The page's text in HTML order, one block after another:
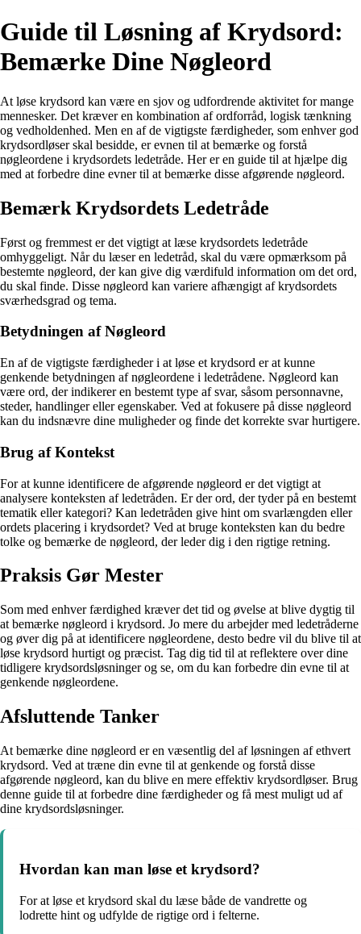
Guide til Løsning af Krydsord:
Bemærke Dine Nøgleord
At løse krydsord kan være en sjov og udfordrende aktivitet for mange
mennesker. Det kræver en kombination af ordforråd, logisk tænkning
og vedholdenhed. Men en af de vigtigste færdigheder, som enhver god
krydsordløser skal besidde, er evnen til at bemærke og forstå
nøgleordene i krydsordets ledetråde. Her er en guide til at hjælpe dig
med at forbedre dine evner til at bemærke disse afgørende nøgleord.
Bemærk Krydsordets Ledetråde
Først og fremmest er det vigtigt at læse krydsordets ledetråde
omhyggeligt. Når du læser en ledetråd, skal du være opmærksom på
bestemte nøgleord, der kan give dig værdifuld information om det ord,
du skal finde. Disse nøgleord kan variere afhængigt af krydsordets
sværhedsgrad og tema.
Betydningen af Nøgleord
En af de vigtigste færdigheder i at løse et krydsord er at kunne
genkende betydningen af nøgleordene i ledetrådene. Nøgleord kan
være ord, der indikerer en bestemt type af svar, såsom personnavne,
steder, handlinger eller egenskaber. Ved at fokusere på disse nøgleord
kan du indsnævre dine muligheder og finde det korrekte svar hurtigere.
Brug af Kontekst
For at kunne identificere de afgørende nøgleord er det vigtigt at
analysere konteksten af ledetråden. Er der ord, der tyder på en bestemt
tematik eller kategori? Kan ledetråden give hint om svarlængden eller
ordets placering i krydsordet? Ved at bruge konteksten kan du bedre
tolke og bemærke de nøgleord, der leder dig i den rigtige retning.
Praksis Gør Mester
Som med enhver færdighed kræver det tid og øvelse at blive dygtig til
at bemærke nøgleord i krydsord. Jo mere du arbejder med ledetråderne
og øver dig på at identificere nøgleordene, desto bedre vil du blive til at
løse krydsord hurtigt og præcist. Tag dig tid til at reflektere over dine
tidligere krydsordsløsninger og se, om du kan forbedre din evne til at
genkende nøgleordene.
Afsluttende Tanker
At bemærke dine nøgleord er en væsentlig del af løsningen af ethvert
krydsord. Ved at træne din evne til at genkende og forstå disse
afgørende nøgleord, kan du blive en mere effektiv krydsordløser. Brug
denne guide til at forbedre dine færdigheder og få mest muligt ud af
dine krydsordsløsninger.
Hvordan kan man løse et krydsord?
For at løse et krydsord skal du læse både de vandrette og
lodrette hint og udfylde de rigtige ord i felterne.